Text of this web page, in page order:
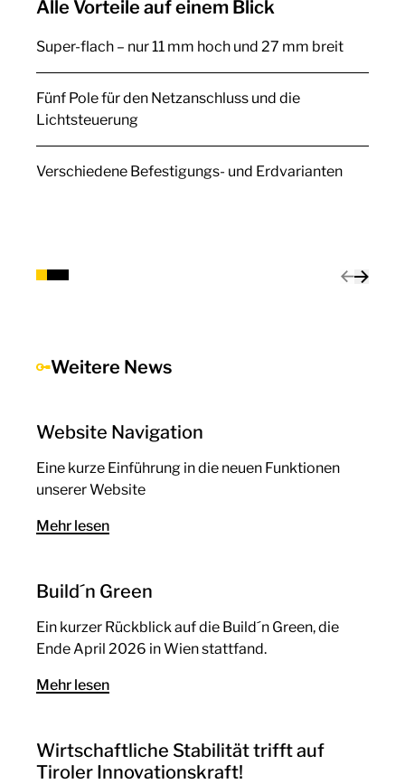
Alle Vorteile auf einem Blick
Super-flach – nur 11 mm hoch und 27 mm breit
Fünf Pole für den Netzanschluss und die
Lichtsteuerung
Verschiedene Befestigungs- und Erdvarianten
Weitere News
Website Navigation
Eine kurze Einführung in die neuen Funktionen
unserer Website
Mehr lesen
Build´n Green
Ein kurzer Rückblick auf die Build´n Green, die
Ende April 2026 in Wien stattfand.
Mehr lesen
Wirtschaftliche Stabilität trifft auf
Tiroler Innovationskraft!